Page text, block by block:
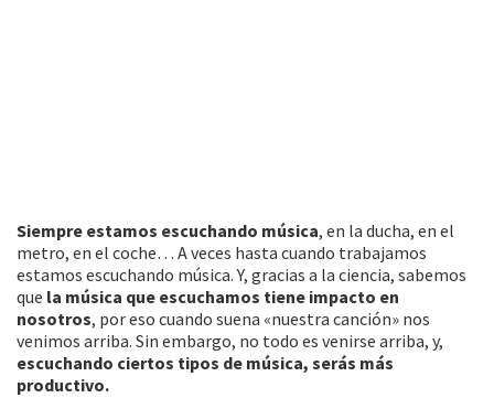
Siempre estamos escuchando música, en la ducha, en el
metro, en el coche… A veces hasta cuando trabajamos
estamos escuchando música. Y, gracias a la ciencia, sabemos
que la música que escuchamos tiene impacto en
nosotros, por eso cuando suena «nuestra canción» nos
venimos arriba. Sin embargo, no todo es venirse arriba, y,
escuchando ciertos tipos de música, serás más
productivo.